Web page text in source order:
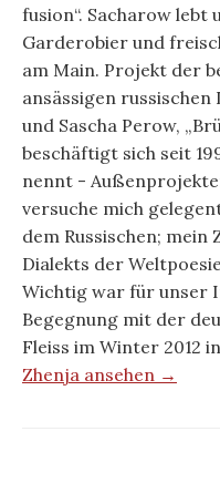
fusion“. Sacharow lebt
Garderobier und
am Main. Projekt der
ansässigen
und Sascha Perow,
beschäftigt sich seit
nennt -
versuche mich
dem Russischen; mein
Dialekts der
Wichtig war für unser
Begegnung mit der
Fleiss im Winter 2012
Zhenja ansehen →